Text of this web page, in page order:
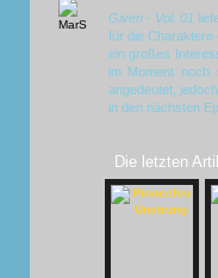
Given - Vol. 01
für die
ein großes
im Moment noch
angedeutet,
in den nächsten
Die letzten